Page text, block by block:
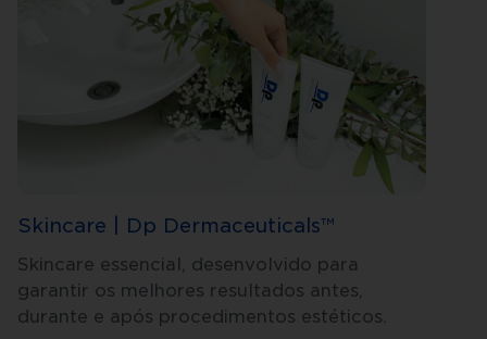
Skincare | Dp Dermaceuticals™
Skincare essencial, desenvolvido para
garantir os melhores resultados antes,
durante e após procedimentos estéticos.